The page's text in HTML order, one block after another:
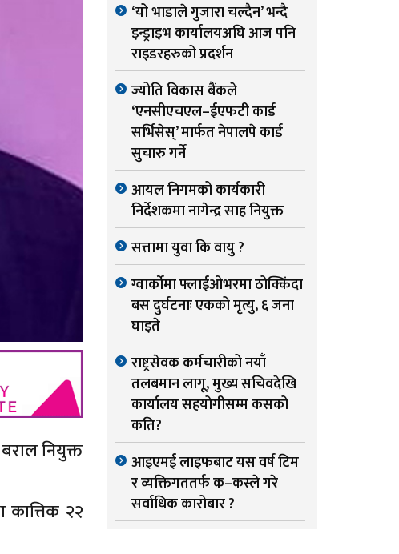
नियुक्त
२२
‘यो भाडाले गुजारा चल्दैन’ भन्दै
इन्ड्राइभ कार्यालयअघि आज पनि
राइडरहरुको प्रदर्शन
ज्योति विकास बैंकले
‘एनसीएचएल–ईएफटी कार्ड
सर्भिसेस्’ मार्फत नेपालपे कार्ड
सुचारु गर्ने
आयल निगमको कार्यकारी
निर्देशकमा नागेन्द्र साह नियुक्त
सत्तामा युवा कि वायु ?
ग्वार्काेमा फ्लाईओभरमा ठोक्किंदा
बस दुर्घटनाः एकको मृत्यु, ६ जना
घाइते
राष्ट्रसेवक कर्मचारीको नयाँ
तलबमान लागू, मुख्य सचिवदेखि
कार्यालय सहयोगीसम्म कसको
कति?
आइएमई लाइफबाट यस वर्ष टिम
र व्यक्तिगततर्फ क–कस्ले गरे
सर्वाधिक कारोबार ?